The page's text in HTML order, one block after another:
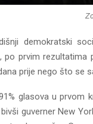
demokratski
po prvim
prije nego što se
glasova u prvom
guverner New